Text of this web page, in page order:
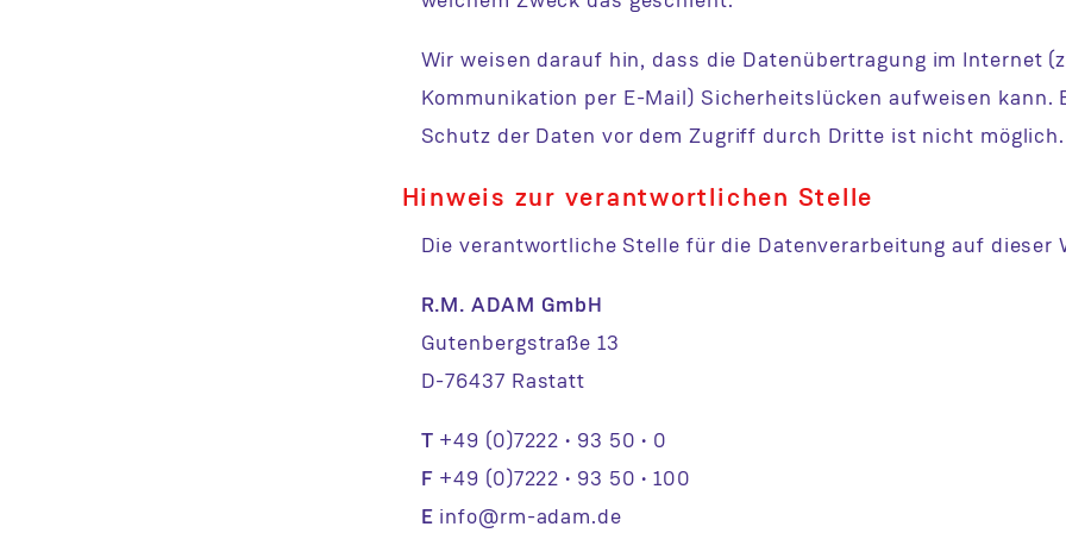
Wir weisen darauf hin, dass die Datenübertragung im Internet
Kommunikation per E-Mail) Sicherheitslücken aufweisen kann.
Schutz der Daten vor dem Zugriff durch Dritte ist nicht möglich.
Hinweis zur verantwortlichen Stelle
Die verantwortliche Stelle für die Datenverarbeitung auf dieser
R.M. ADAM GmbH
Gutenbergstraße 13
D-76437 Rastatt
T +49 (0)7222 • 93 50 • 0
F +49 (0)7222 • 93 50 • 100
E info@rm-adam.de